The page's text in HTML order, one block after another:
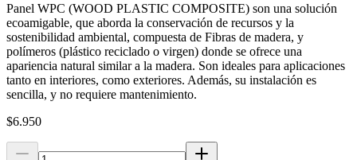
Panel WPC (WOOD PLASTIC COMPOSITE) son una solución
ecoamigable, que aborda la conservación de recursos y la
sostenibilidad ambiental, compuesta de Fibras de madera, y
polímeros (plástico reciclado o virgen) donde se ofrece una
apariencia natural similar a la madera. Son ideales para aplicaciones
tanto en interiores, como exteriores. Además, su instalación es
sencilla, y no requiere mantenimiento.
$6.950